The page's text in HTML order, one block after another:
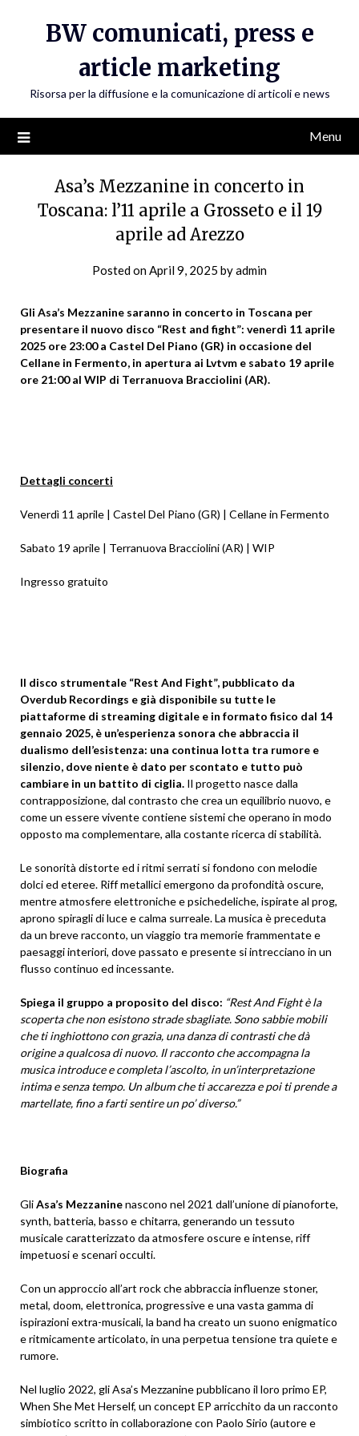
BW comunicati, press e
article marketing
Risorsa per la diffusione e la comunicazione di articoli e news
Menu
Asa’s Mezzanine in concerto in
Toscana: l’11 aprile a Grosseto e il 19
aprile ad Arezzo
Posted onApril 9, 2025 byadmin
Gli Asa’s Mezzanine saranno in concerto in Toscana per
presentare il nuovo disco “Rest and fight”: venerdì 11 aprile
2025 ore 23:00 a Castel Del Piano (GR) in occasione del
Cellane in Fermento, in apertura ai Lvtvm e sabato 19 aprile
ore 21:00 al WIP di Terranuova Bracciolini (AR).
Dettagli concerti
Venerdì 11 aprile | Castel Del Piano (GR) | Cellane in Fermento
Sabato 19 aprile | Terranuova Bracciolini (AR) | WIP
Ingresso gratuito
Il disco strumentale “Rest And Fight”, pubblicato da
Overdub Recordings e già disponibile su tutte le
piattaforme di streaming digitale e in formato fisico dal 14
gennaio 2025, è un’esperienza sonora che abbraccia il
dualismo dell’esistenza: una continua lotta tra rumore e
silenzio, dove niente è dato per scontato e tutto può
cambiare in un battito di ciglia. Il progetto nasce dalla
contrapposizione, dal contrasto che crea un equilibrio nuovo, e
come un essere vivente contiene sistemi che operano in modo
opposto ma complementare, alla costante ricerca di stabilità.
Le sonorità distorte ed i ritmi serrati si fondono con melodie
dolci ed eteree. Riff metallici emergono da profondità oscure,
mentre atmosfere elettroniche e psichedeliche, ispirate al prog,
aprono spiragli di luce e calma surreale. La musica è preceduta
da un breve racconto, un viaggio tra memorie frammentate e
paesaggi interiori, dove passato e presente si intrecciano in un
flusso continuo ed incessante.
Spiega il gruppo a proposito del disco: “Rest And Fight è la
scoperta che non esistono strade sbagliate. Sono sabbie mobili
che ti inghiottono con grazia, una danza di contrasti che dà
origine a qualcosa di nuovo. Il racconto che accompagna la
musica introduce e completa l’ascolto, in un’interpretazione
intima e senza tempo. Un album che ti accarezza e poi ti prende a
martellate, fino a farti sentire un po’ diverso.”
Biografia
GliAsa’s Mezzaninenascono nel 2021 dall’unione di pianoforte,
synth, batteria, basso e chitarra, generando un tessuto
musicale caratterizzato da atmosfere oscure e intense, riff
impetuosi e scenari occulti.
Con un approccio all’art rock che abbraccia influenze stoner,
metal, doom, elettronica, progressive e una vasta gamma di
ispirazioni extra-musicali, la band ha creato un suono enigmatico
e ritmicamente articolato, in una perpetua tensione tra quiete e
rumore.
Nel luglio 2022, gli Asa’s Mezzanine pubblicano il loro primo EP,
When She Met Herself, un concept EP arricchito da un racconto
simbiotico scritto in collaborazione con Paolo Sirio (autore e